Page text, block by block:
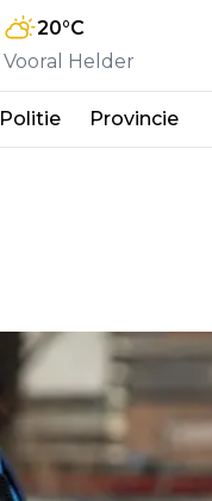
20°C
Vooral Helder
Politie Provincie